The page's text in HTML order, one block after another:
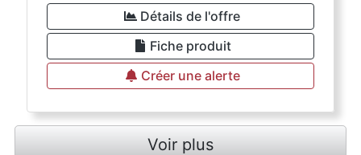
Détails de l'offre
Fiche produit
Créer une alerte
Voir plus